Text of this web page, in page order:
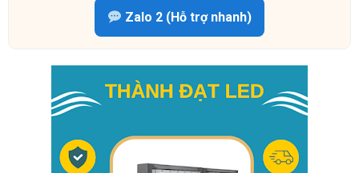
Zalo 2 (Hỗ trợ nhanh)